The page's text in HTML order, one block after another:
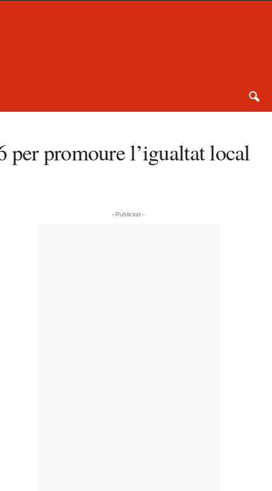
per promoure l’igualtat local
- Publicitat -